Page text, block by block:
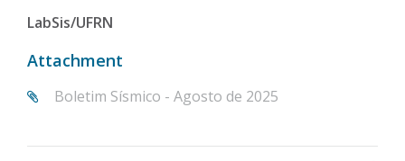
LabSis/UFRN
Attachment
Boletim Sísmico - Agosto de 2025